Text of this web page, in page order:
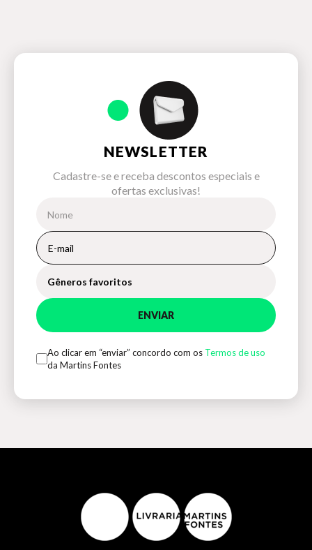
NEWSLETTER
Cadastre-se e receba descontos especiais e
ofertas exclusivas!
Gêneros favoritos
ENVIAR
Ao clicar em “enviar” concordo com os Termos de uso
da Martins Fontes